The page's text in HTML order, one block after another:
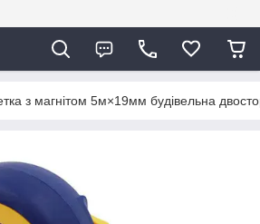
з магнітом 5м×19мм будівельна